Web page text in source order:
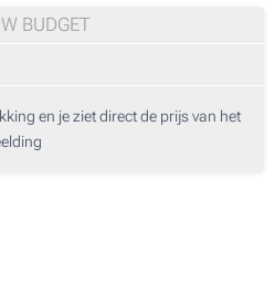
(Aan een zijde)
BUDGET
en je ziet direct de prijs van het